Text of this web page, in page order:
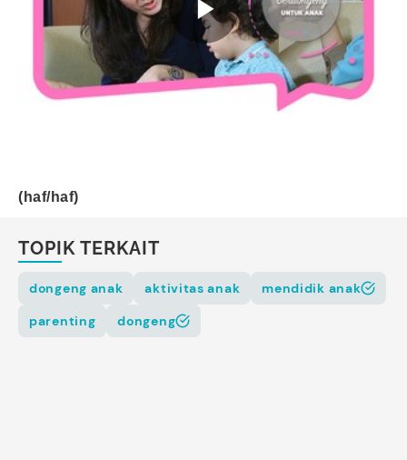
(haf/haf)
TOPIK TERKAIT
dongeng anak aktivitas anak
mendidik anak
parenting
dongeng